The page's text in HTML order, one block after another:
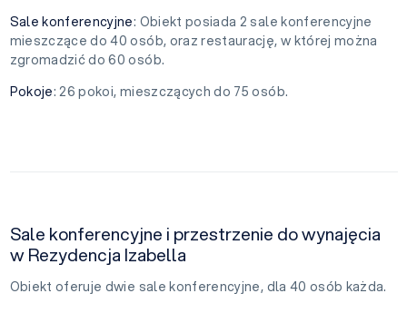
Sale konferencyjne: Obiekt posiada 2 sale konferencyjne
mieszczące do 40 osób, oraz restaurację, w której można
zgromadzić do 60 osób.
Pokoje: 26 pokoi, mieszczących do 75 osób.
Sale konferencyjne i przestrzenie do wynajęcia
w Rezydencja Izabella
Obiekt oferuje dwie sale konferencyjne, dla 40 osób każda.